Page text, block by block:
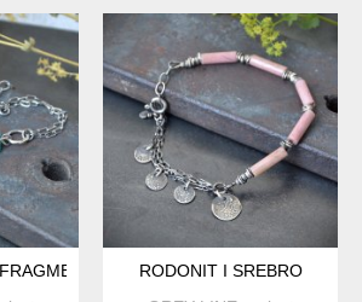
SZKŁA AFGAŃSKIEGO
RODONIT I SREBRO